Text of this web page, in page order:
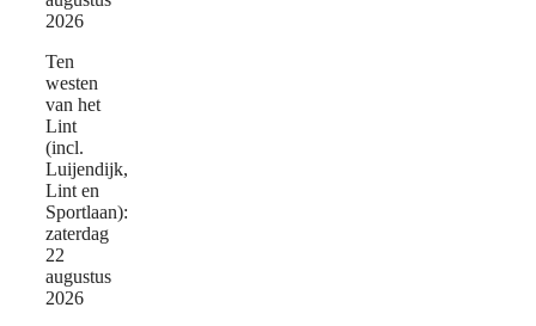
2026
Ten
westen
van het
Lint
(incl.
Luijendijk,
Lint en
Sportlaan):
zaterdag
22
augustus
2026